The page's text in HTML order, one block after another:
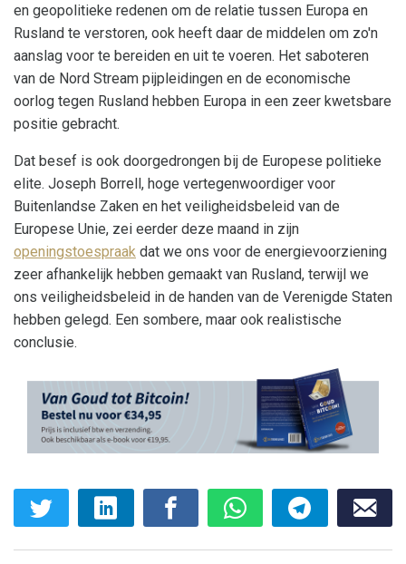
en geopolitieke redenen om de relatie tussen Europa en
Rusland te verstoren, ook heeft daar de middelen om zo'n
aanslag voor te bereiden en uit te voeren. Het saboteren
van de Nord Stream pijpleidingen en de economische
oorlog tegen Rusland hebben Europa in een zeer kwetsbare
positie gebracht.
Dat besef is ook doorgedrongen bij de Europese politieke
elite. Joseph Borrell, hoge vertegenwoordiger voor
Buitenlandse Zaken en het veiligheidsbeleid van de
Europese Unie, zei eerder deze maand in zijn
openingstoespraak dat we ons voor de energievoorziening
zeer afhankelijk hebben gemaakt van Rusland, terwijl we
ons veiligheidsbeleid in de handen van de Verenigde Staten
hebben gelegd. Een sombere, maar ook realistische
conclusie.